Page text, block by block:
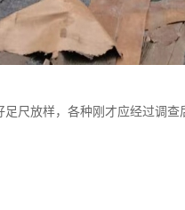
尺放样，各种刚才应经过调查